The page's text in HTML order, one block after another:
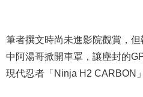
筆者撰文時尚未進影院觀賞，
中阿湯哥掀開車罩，讓塵封的
現代忍者「Ninja H2 CARBON